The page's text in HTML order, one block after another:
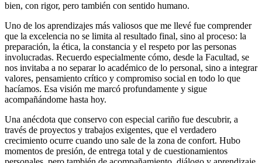
bien, con rigor, pero también con sentido humano.
Uno de los aprendizajes más valiosos que me llevé fue comprender
que la excelencia no se limita al resultado final, sino al proceso: la
preparación, la ética, la constancia y el respeto por las personas
involucradas. Recuerdo especialmente cómo, desde la Facultad, se
nos invitaba a no separar lo académico de lo personal, sino a integrar
valores, pensamiento crítico y compromiso social en todo lo que
hacíamos. Esa visión me marcó profundamente y sigue
acompañándome hasta hoy.
Una anécdota que conservo con especial cariño fue descubrir, a
través de proyectos y trabajos exigentes, que el verdadero
crecimiento ocurre cuando uno sale de la zona de confort. Hubo
momentos de presión, de entrega total y de cuestionamientos